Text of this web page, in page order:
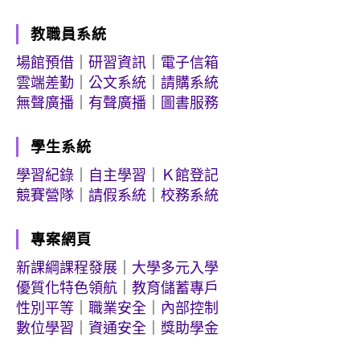
教職員系統
場館預借
研習資訊
電子信箱
雲端差勤
公文系統
請購系統
無聲廣播
有聲廣播 圖書服務
學生系統
學習紀錄
自主學習
Ｋ館登記
競賽營隊
請假系統 校務系統
專案網頁
新課綱課程發展
大學多元入學
優質化特色領航
教育儲蓄專戶
性別平等
職業安全
內部控制
數位學習
資通安全 獎助學金